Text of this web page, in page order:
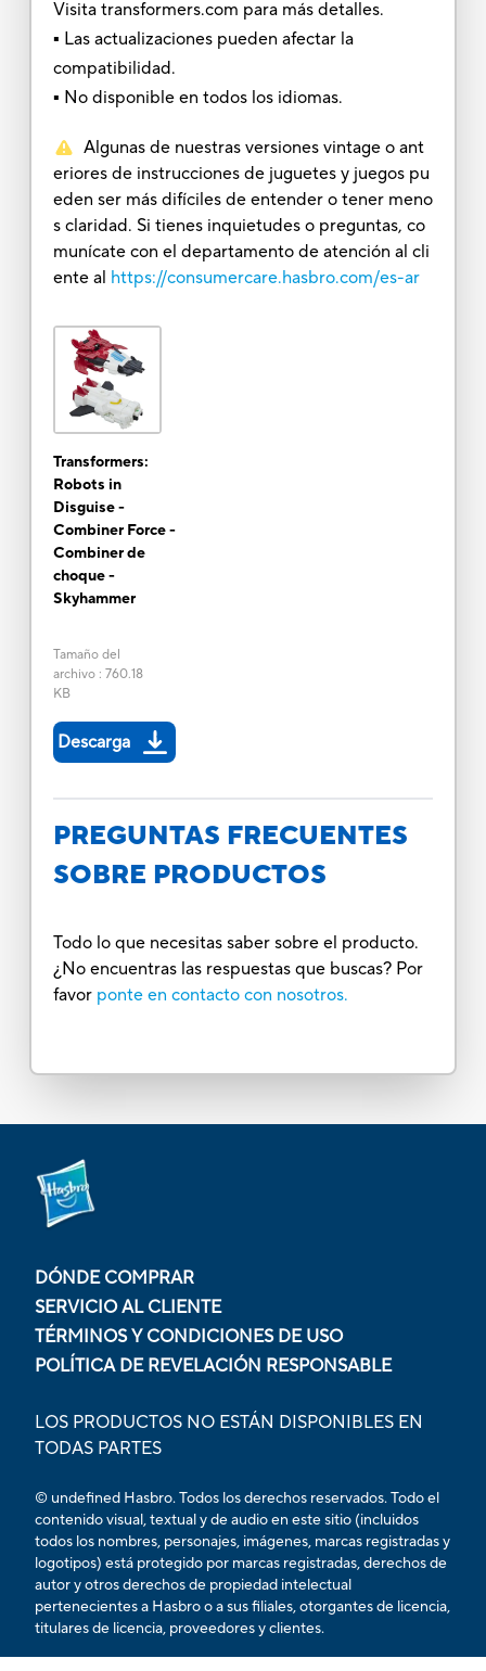
Visita transformers.com para más detalles.
▪ Las actualizaciones pueden afectar la
compatibilidad.
▪ No disponible en todos los idiomas.
Algunas de nuestras versiones vintage o ant
eriores de instrucciones de juguetes y juegos pu
eden ser más difíciles de entender o tener meno
s claridad. Si tienes inquietudes o preguntas, co
munícate con el departamento de atención al cli
ente al https://consumercare.hasbro.com/es-ar
Transformers:
Robots in
Disguise -
Combiner Force -
Combiner de
choque -
Skyhammer
Tamaño del
archivo: 760.18
KB
Descarga
PREGUNTAS FRECUENTES
SOBRE PRODUCTOS
Todo lo que necesitas saber sobre el producto.
¿No encuentras las respuestas que buscas? Por
favor ponte en contacto con nosotros.
DÓNDE COMPRAR
SERVICIO AL CLIENTE
TÉRMINOS Y CONDICIONES DE USO
POLÍTICA DE REVELACIÓN RESPONSABLE
LOS PRODUCTOS NO ESTÁN DISPONIBLES EN
TODAS PARTES
© undefined Hasbro. Todos los derechos reservados. Todo el
contenido visual, textual y de audio en este sitio (incluidos
todos los nombres, personajes, imágenes, marcas registradas y
logotipos) está protegido por marcas registradas, derechos de
autor y otros derechos de propiedad intelectual
pertenecientes a Hasbro o a sus filiales, otorgantes de licencia,
titulares de licencia, proveedores y clientes.